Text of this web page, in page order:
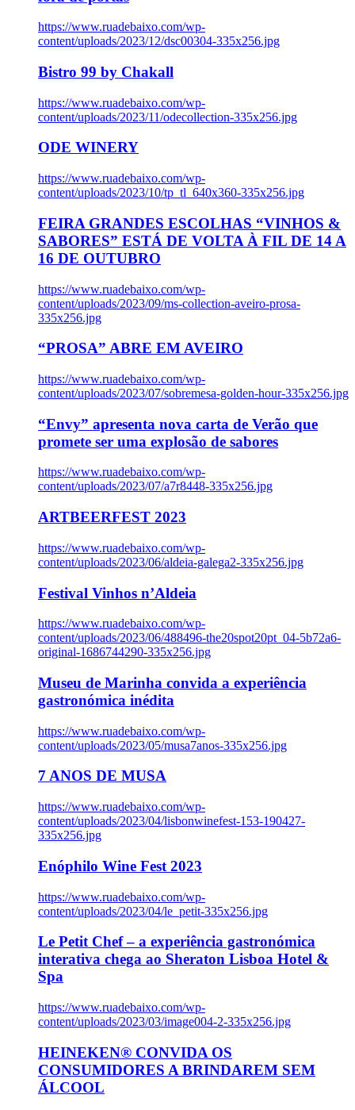
https://www.ruadebaixo.com/wp-
content/uploads/2023/12/dsc00304-335x256.jpg
Bistro 99 by Chakall
https://www.ruadebaixo.com/wp-
content/uploads/2023/11/odecollection-335x256.jpg
ODE WINERY
https://www.ruadebaixo.com/wp-
content/uploads/2023/10/tp_tl_640x360-335x256.jpg
FEIRA GRANDES ESCOLHAS “VINHOS &
SABORES” ESTÁ DE VOLTA À FIL DE 14 A
16 DE OUTUBRO
https://www.ruadebaixo.com/wp-
content/uploads/2023/09/ms-collection-aveiro-prosa-
335x256.jpg
“PROSA” ABRE EM AVEIRO
https://www.ruadebaixo.com/wp-
content/uploads/2023/07/sobremesa-golden-hour-335x256.jpg
“Envy” apresenta nova carta de Verão que
promete ser uma explosão de sabores
https://www.ruadebaixo.com/wp-
content/uploads/2023/07/a7r8448-335x256.jpg
ARTBEERFEST 2023
https://www.ruadebaixo.com/wp-
content/uploads/2023/06/aldeia-galega2-335x256.jpg
Festival Vinhos n’Aldeia
https://www.ruadebaixo.com/wp-
content/uploads/2023/06/488496-the20spot20pt_04-5b72a6-
original-1686744290-335x256.jpg
Museu de Marinha convida a experiência
gastronómica inédita
https://www.ruadebaixo.com/wp-
content/uploads/2023/05/musa7anos-335x256.jpg
7 ANOS DE MUSA
https://www.ruadebaixo.com/wp-
content/uploads/2023/04/lisbonwinefest-153-190427-
335x256.jpg
Enóphilo Wine Fest 2023
https://www.ruadebaixo.com/wp-
content/uploads/2023/04/le_petit-335x256.jpg
Le Petit Chef – a experiência gastronómica
interativa chega ao Sheraton Lisboa Hotel &
Spa
https://www.ruadebaixo.com/wp-
content/uploads/2023/03/image004-2-335x256.jpg
HEINEKEN® CONVIDA OS
CONSUMIDORES A BRINDAREM SEM
ÁLCOOL